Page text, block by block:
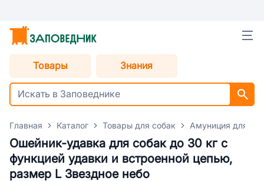
Товары Знания
Главная Каталог Товары для собак Амуниция для
Ошейник-удавка для собак до 30 кг с
функцией удавки и встроенной цепью,
размер L Звездное небо